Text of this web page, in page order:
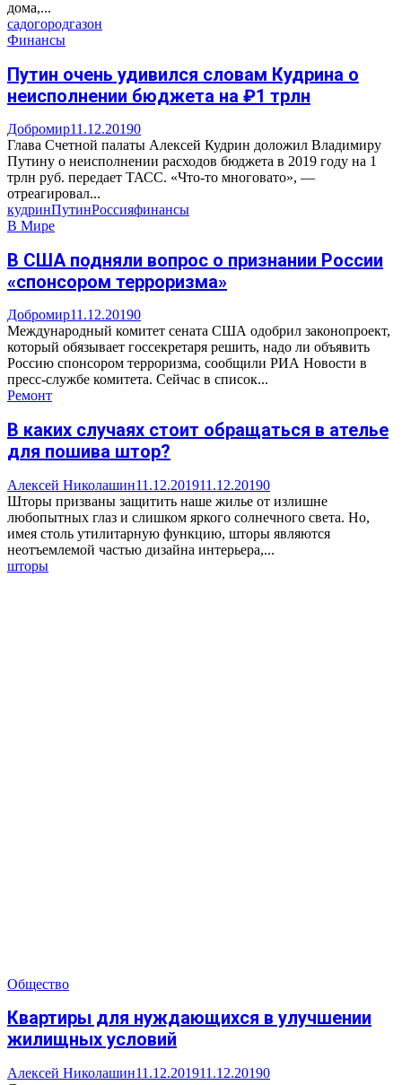
дома,...
садогородгазон
Финансы
Путин очень удивился словам Кудрина о
неисполнении бюджета на ₽1 трлн
Добромир11.12.20190
Глава Счетной палаты Алексей Кудрин доложил Владимиру
Путину о неисполнении расходов бюджета в 2019 году на 1
трлн руб. передает ТАСС. «Что-то многовато», —
отреагировал...
кудринПутинРоссияфинансы
В Мире
В США подняли вопрос о признании России
«спонсором терроризма»
Добромир11.12.20190
Международный комитет сената США одобрил законопроект,
который обязывает госсекретаря решить, надо ли объявить
Россию спонсором терроризма, сообщили РИА Новости в
пресс-службе комитета. Сейчас в список...
Ремонт
В каких случаях стоит обращаться в ателье
для пошива штор?
Алексей Николашин11.12.201911.12.20190
Шторы призваны защитить наше жилье от излишне
любопытных глаз и слишком яркого солнечного света. Но,
имея столь утилитарную функцию, шторы являются
неотъемлемой частью дизайна интерьера,...
шторы
Общество
Квартиры для нуждающихся в улучшении
жилищных условий
Алексей Николашин11.12.201911.12.20190